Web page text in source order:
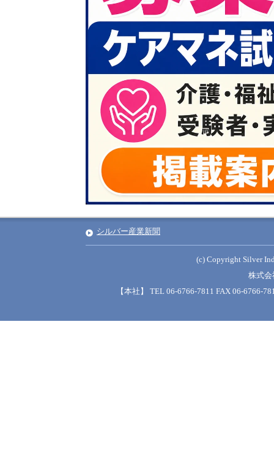
シルバー産業新聞
(c) Copyright Silver
株式会
【本社】 TEL 06-6766-7811 FAX 06-6766-